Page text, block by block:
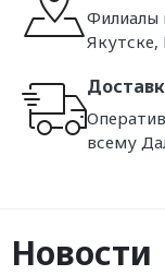
Филиалы
Якутске,
всему
Новости